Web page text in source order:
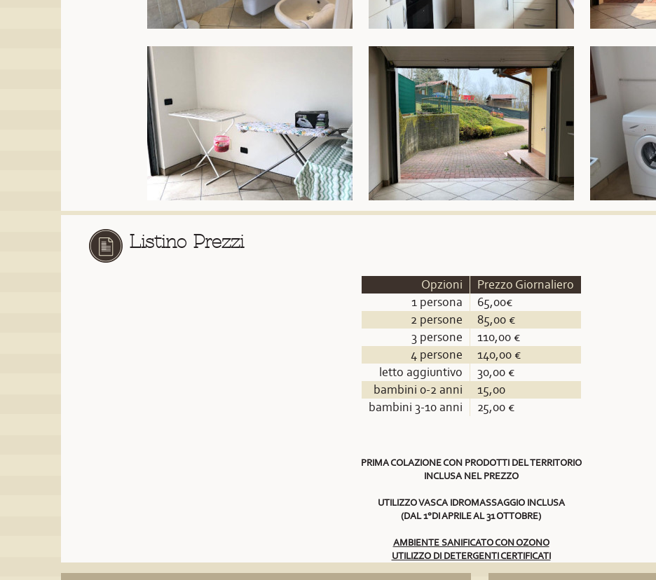
Listino Prezzi
Opzioni
Prezzo Giornaliero
1 persona
65,00€
2 persone
85,00 €
3 persone
110,00 €
4 persone
140,00 €
letto aggiuntivo
30,00 €
bambini 0-2 anni
15,00
bambini 3-10 anni
25,00 €
PRIMA COLAZIONE CON PRODOTTI DEL TERRITORIO
INCLUSA NEL PREZZO
UTILIZZO VASCA IDROMASSAGGIO INCLUSA
(DAL 1°DI APRILE AL 31 OTTOBRE)
AMBIENTE SANIFICATO CON OZONO
UTILIZZO DI DETERGENTI CERTIFICATI